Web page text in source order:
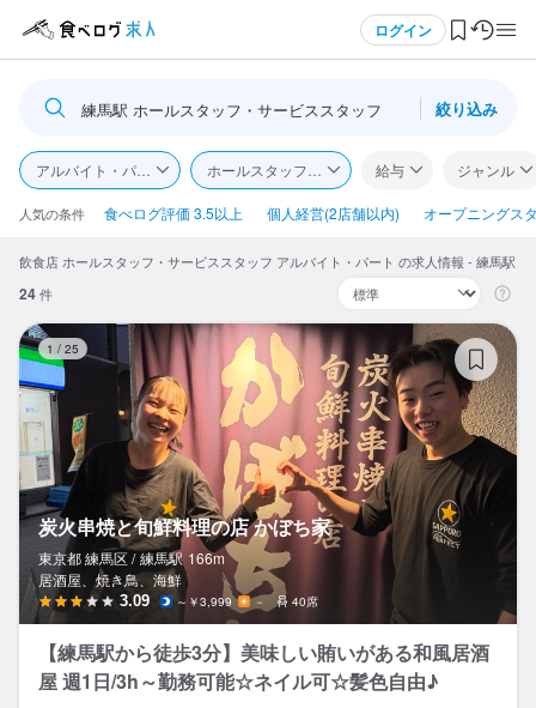
ログイン
ログイン・無料会員登録
食べログ求人TOP
求人検索
閲覧履歴
気になる求人
検索履歴・保存した条件
応募履歴
WEB履歴書
スカウト・メルマガ受信設定
練馬駅 ホールスタッフ・サービススタッフ 絞り込み
アルバイト・パート ホールスタッフ・サービススタッフ
給与 ジャンル
人気の条件 食べログ評価 3.5以上 個人経営(2店舗以内) オープニングス
飲食店 ホールスタッフ・サービススタッフ アルバイト・パート の求人情報 - 練馬駅
24件
1 / 25
炭火串焼と旬鮮料理の店 かぼち家
東京都 練馬区 / 練馬駅 166m
居酒屋、焼き鳥、海鮮
3.09 ～￥3,999 － 40席
【練馬駅から徒歩3分】美味しい賄いがある和風居酒
屋 週1日/3h～勤務可能☆ネイル可☆髪色自由♪